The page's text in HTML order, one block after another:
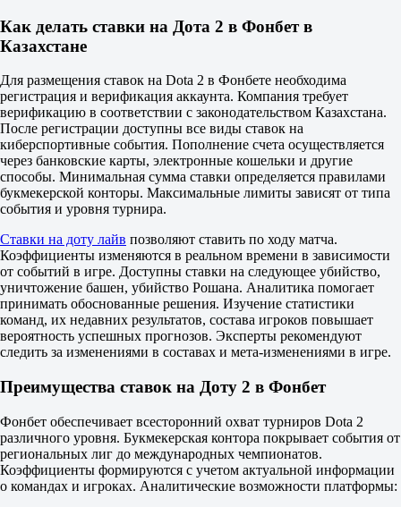
CHIRA_JUNIOR (Team Yandex)
zzq (Team Resilience)
sayuw (L1ga Team)
Как делать ставки на Дота 2 в Фонбет в
Казахстане
Для размещения ставок на Dota 2 в Фонбете необходима
регистрация и верификация аккаунта. Компания требует
верификацию в соответствии с законодательством Казахстана.
После регистрации доступны все виды ставок на
киберспортивные события. Пополнение счета осуществляется
через банковские карты, электронные кошельки и другие
способы. Минимальная сумма ставки определяется правилами
букмекерской конторы. Максимальные лимиты зависят от типа
события и уровня турнира.
Ставки на доту лайв позволяют ставить по ходу матча.
Коэффициенты изменяются в реальном времени в зависимости
от событий в игре. Доступны ставки на следующее убийство,
уничтожение башен, убийство Рошана. Аналитика помогает
принимать обоснованные решения. Изучение статистики
команд, их недавних результатов, состава игроков повышает
вероятность успешных прогнозов. Эксперты рекомендуют
следить за изменениями в составах и мета-изменениями в игре.
Преимущества ставок на Доту 2 в Фонбет
Фонбет обеспечивает всесторонний охват турниров Dota 2
различного уровня. Букмекерская контора покрывает события от
региональных лиг до международных чемпионатов.
Коэффициенты формируются с учетом актуальной информации
о командах и игроках. Аналитические возможности платформы: